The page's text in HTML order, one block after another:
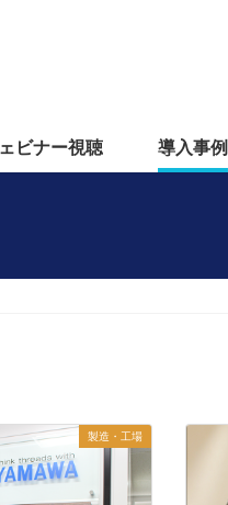
ビナー視聴 導入事例
製造・工場